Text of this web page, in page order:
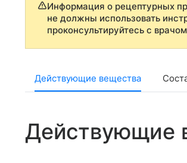
Информация о рецептурных
не должны использовать
проконсультируйтесь с
Действующие вещества
Действующие